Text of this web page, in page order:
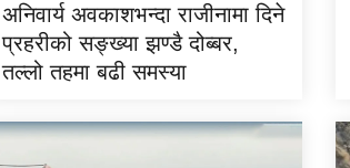
अनिवार्य अवकाशभन्दा राजीनामा दिने
प्रहरीको सङ्ख्या झण्डै दोब्बर,
तल्लो तहमा बढी समस्या